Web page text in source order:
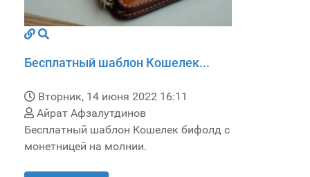
Бесплатный шаблон Кошелек...
Вторник, 14 июня 2022 16:11
Айрат Афзалутдинов
Бесплатный шаблон Кошелек бифолд с
монетницей на молнии.